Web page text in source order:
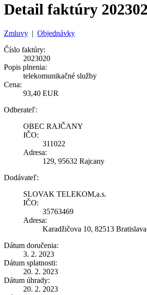
Detail faktúry
Zmluvy | Objednávky
Číslo faktúry:
2023020
Popis plnenia:
telekomunikačné služby
Cena:
93,40 EUR
Odberateľ:
OBEC RAJČANY
IČO:
311022
Adresa:
129, 95632 Rajcany
Dodávateľ:
SLOVAK TELEKOM,a.s.
IČO:
35763469
Adresa:
Karadžičova 10, 82513 Bratislava
Dátum doručenia:
3. 2. 2023
Dátum splatnosti:
20. 2. 2023
Dátum úhrady:
20. 2. 2023